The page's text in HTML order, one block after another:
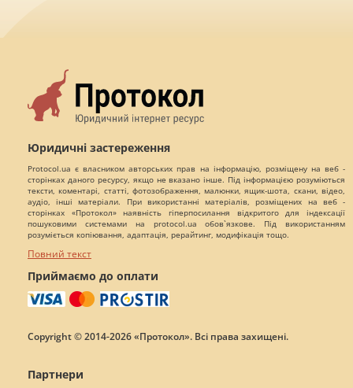
Юридичні застереження
Protocol.ua є власником авторських прав на інформацію, розміщену на веб -
сторінках даного ресурсу, якщо не вказано інше. Під інформацією розуміються
тексти, коментарі, статті, фотозображення, малюнки, ящик-шота, скани, відео,
аудіо, інші матеріали. При використанні матеріалів, розміщених на веб -
сторінках «Протокол» наявність гіперпосилання відкритого для індексації
пошуковими системами на protocol.ua обов`язкове. Під використанням
розуміється копіювання, адаптація, рерайтинг, модифікація тощо.
Повний текст
Приймаємо до оплати
Copyright © 2014-2026 «Протокол». Всі права захищені.
Партнери